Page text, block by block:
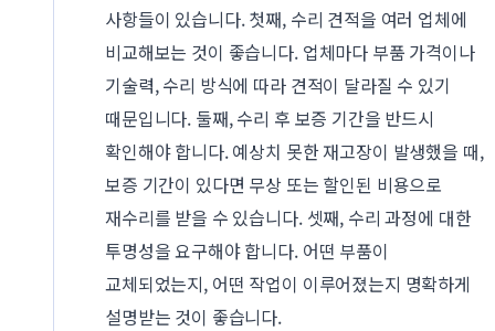
사항들이 있습니다. 첫째, 수리 견적을 여러 업체에
비교해보는 것이 좋습니다. 업체마다 부품 가격이나
기술력, 수리 방식에 따라 견적이 달라질 수 있기
때문입니다. 둘째, 수리 후 보증 기간을 반드시
확인해야 합니다. 예상치 못한 재고장이 발생했을 때,
보증 기간이 있다면 무상 또는 할인된 비용으로
재수리를 받을 수 있습니다. 셋째, 수리 과정에 대한
투명성을 요구해야 합니다. 어떤 부품이
교체되었는지, 어떤 작업이 이루어졌는지 명확하게
설명받는 것이 좋습니다.